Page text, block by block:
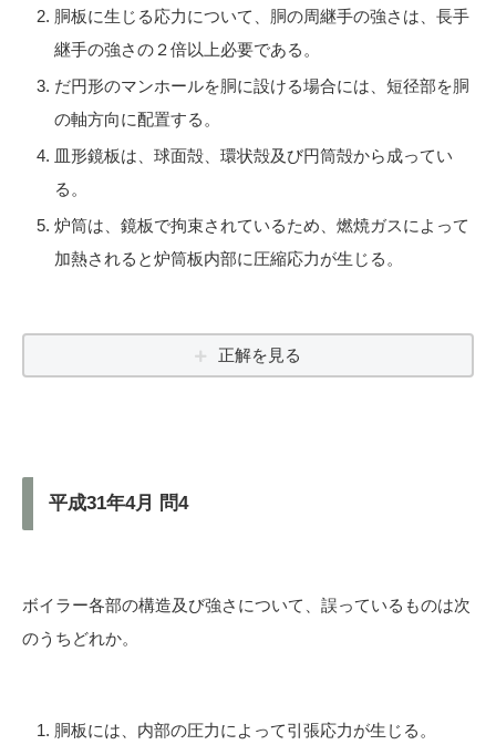
胴板に生じる応力について、胴の周継手の強さは、長手
継手の強さの２倍以上必要である。
だ円形のマンホールを胴に設ける場合には、短径部を胴
の軸方向に配置する。
皿形鏡板は、球面殻、環状殻及び円筒殻から成ってい
る。
炉筒は、鏡板で拘束されているため、燃焼ガスによって
加熱されると炉筒板内部に圧縮応力が生じる。
正解を見る
平成31年4月 問4
ボイラー各部の構造及び強さについて、誤っているものは次
のうちどれか。
胴板には、内部の圧力によって引張応力が生じる。